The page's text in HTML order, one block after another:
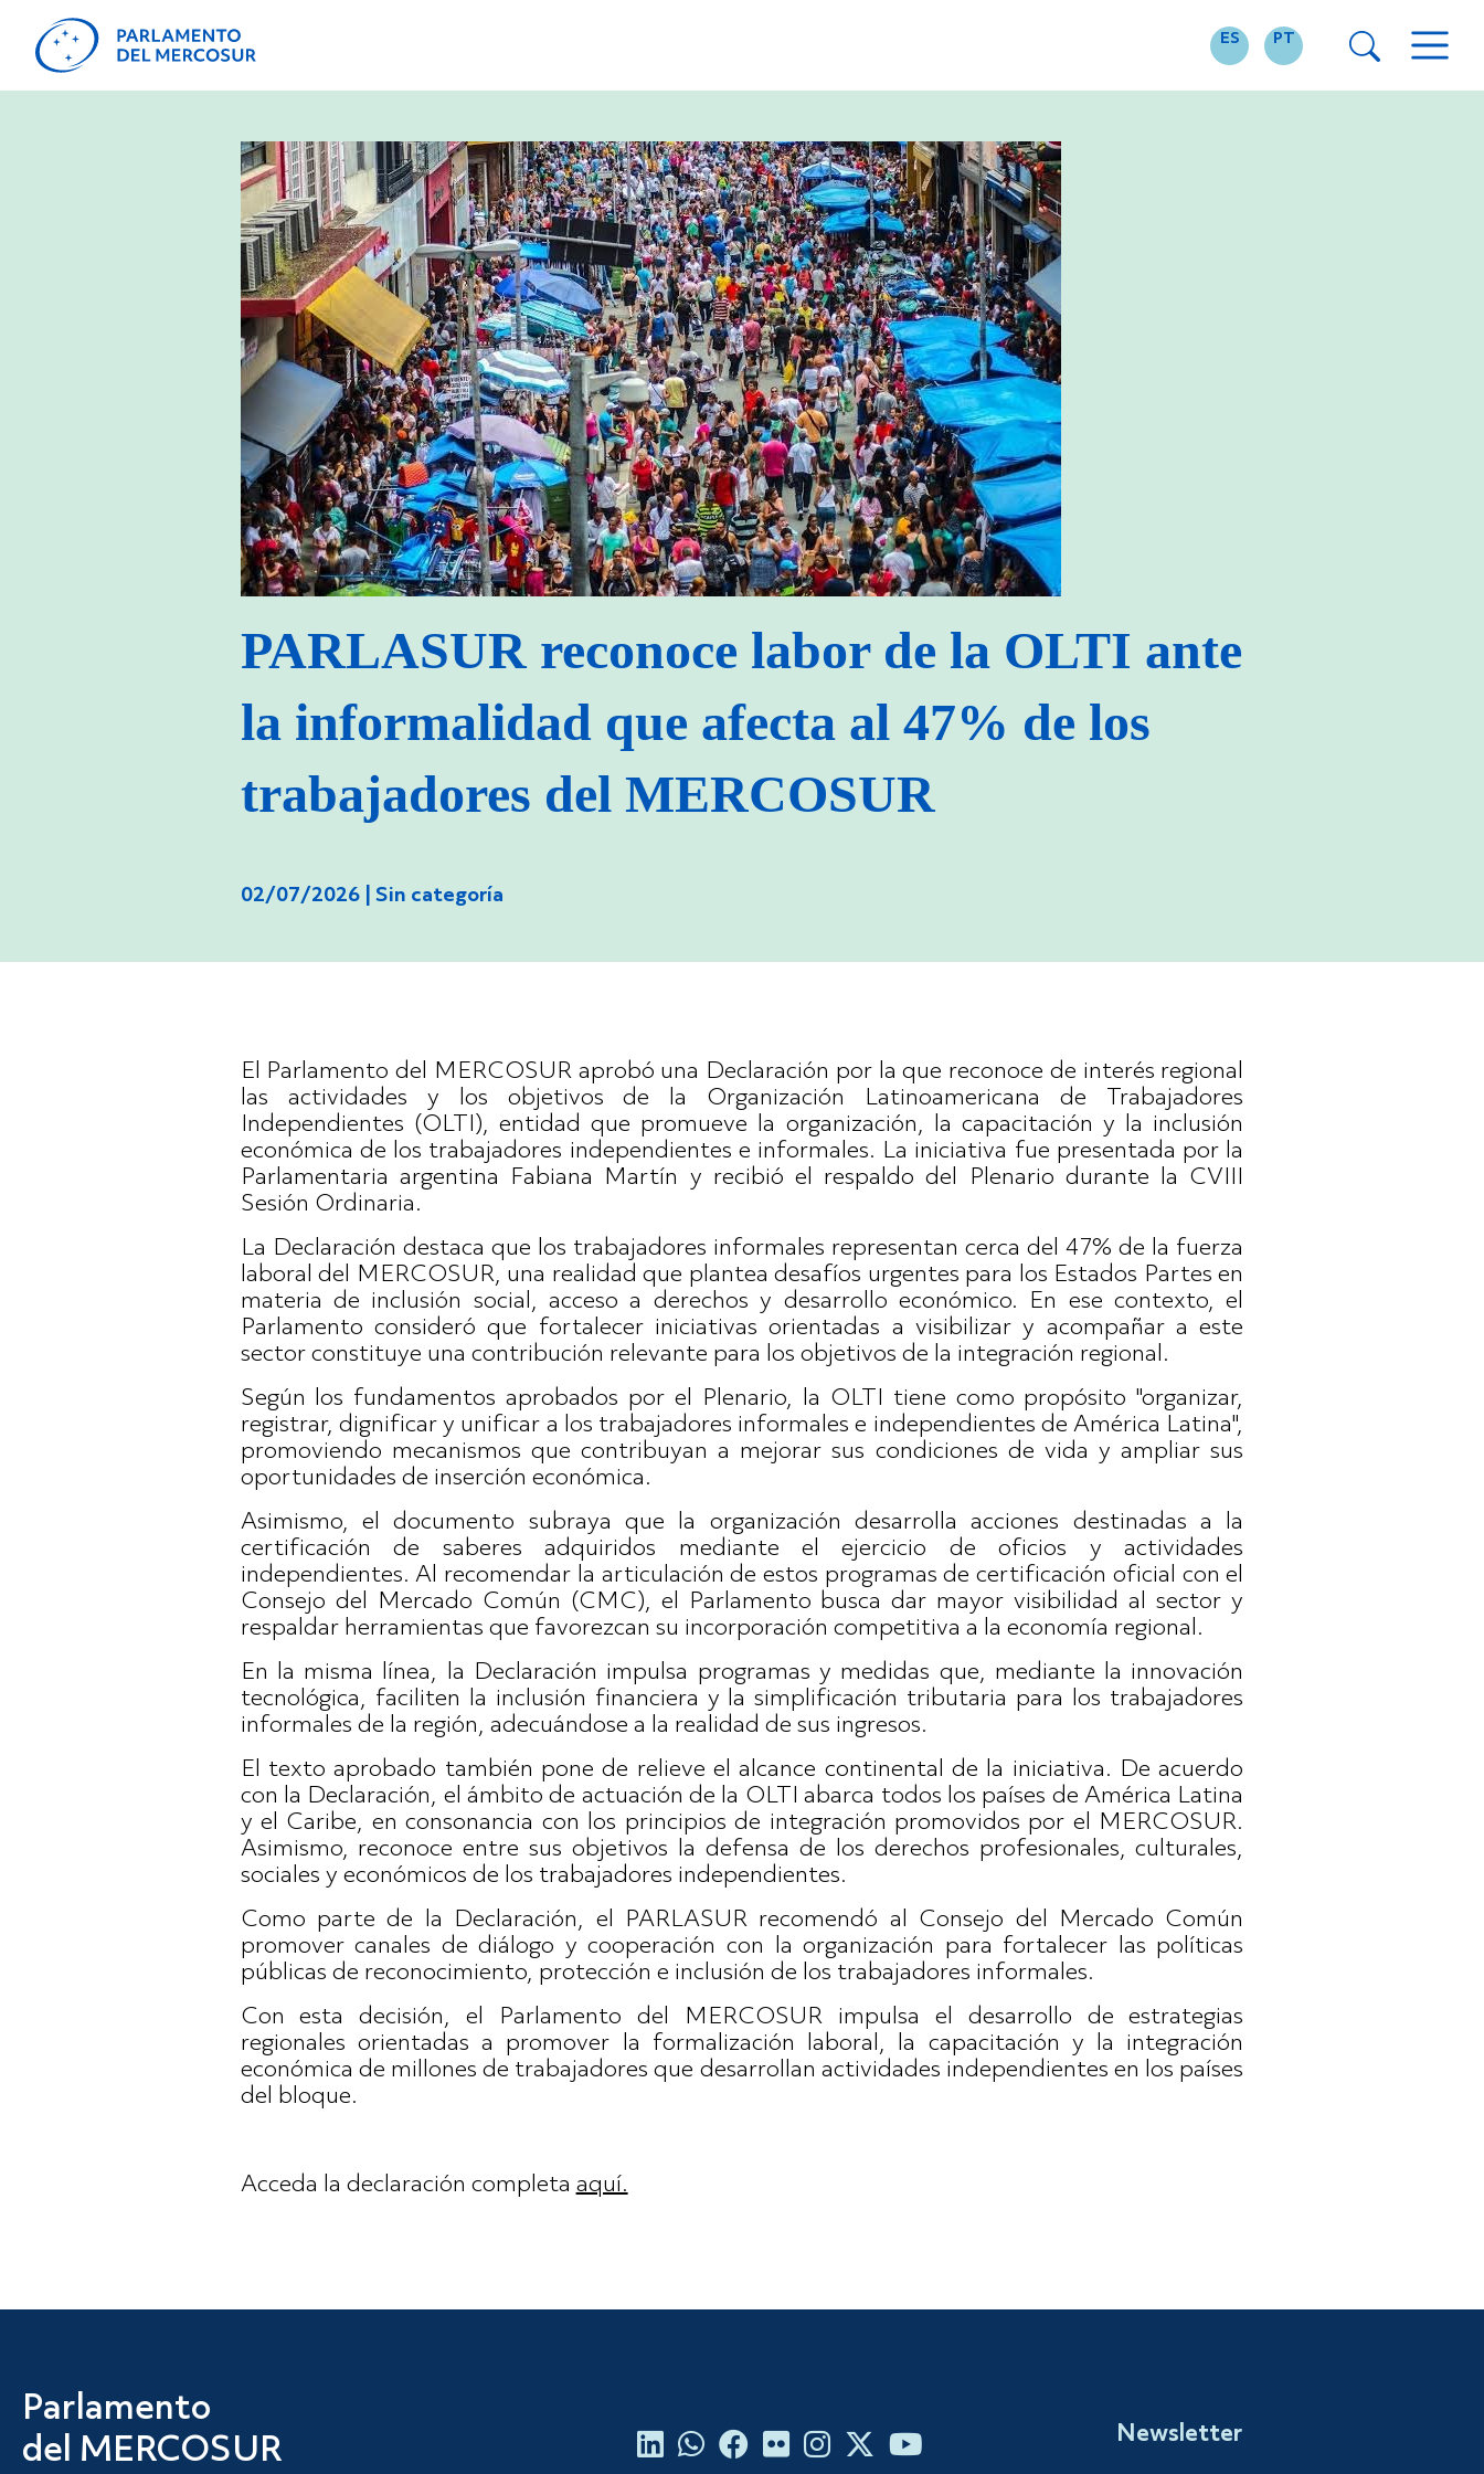
ES PT
PARLASUR reconoce labor de la OLTI ante
la informalidad que afecta al 47% de los
trabajadores del MERCOSUR
02/07/2026 | Sin categoría
El Parlamento del MERCOSUR aprobó una Declaración por la que reconoce de interés regional
las actividades y los objetivos de la Organización Latinoamericana de Trabajadores
Independientes (OLTI), entidad que promueve la organización, la capacitación y la inclusión
económica de los trabajadores independientes e informales. La iniciativa fue presentada por la
Parlamentaria argentina Fabiana Martín y recibió el respaldo del Plenario durante la CVIII
Sesión Ordinaria.
La Declaración destaca que los trabajadores informales representan cerca del 47% de la fuerza
laboral del MERCOSUR, una realidad que plantea desafíos urgentes para los Estados Partes en
materia de inclusión social, acceso a derechos y desarrollo económico. En ese contexto, el
Parlamento consideró que fortalecer iniciativas orientadas a visibilizar y acompañar a este
sector constituye una contribución relevante para los objetivos de la integración regional.
Según los fundamentos aprobados por el Plenario, la OLTI tiene como propósito "organizar,
registrar, dignificar y unificar a los trabajadores informales e independientes de América Latina",
promoviendo mecanismos que contribuyan a mejorar sus condiciones de vida y ampliar sus
oportunidades de inserción económica.
Asimismo, el documento subraya que la organización desarrolla acciones destinadas a la
certificación de saberes adquiridos mediante el ejercicio de oficios y actividades
independientes. Al recomendar la articulación de estos programas de certificación oficial con el
Consejo del Mercado Común (CMC), el Parlamento busca dar mayor visibilidad al sector y
respaldar herramientas que favorezcan su incorporación competitiva a la economía regional.
En la misma línea, la Declaración impulsa programas y medidas que, mediante la innovación
tecnológica, faciliten la inclusión financiera y la simplificación tributaria para los trabajadores
informales de la región, adecuándose a la realidad de sus ingresos.
El texto aprobado también pone de relieve el alcance continental de la iniciativa. De acuerdo
con la Declaración, el ámbito de actuación de la OLTI abarca todos los países de América Latina
y el Caribe, en consonancia con los principios de integración promovidos por el MERCOSUR.
Asimismo, reconoce entre sus objetivos la defensa de los derechos profesionales, culturales,
sociales y económicos de los trabajadores independientes.
Como parte de la Declaración, el PARLASUR recomendó al Consejo del Mercado Común
promover canales de diálogo y cooperación con la organización para fortalecer las políticas
públicas de reconocimiento, protección e inclusión de los trabajadores informales.
Con esta decisión, el Parlamento del MERCOSUR impulsa el desarrollo de estrategias
regionales orientadas a promover la formalización laboral, la capacitación y la integración
económica de millones de trabajadores que desarrollan actividades independientes en los países
del bloque.
Acceda la declaración completa aquí.
Parlamento
del MERCOSUR
Newsletter